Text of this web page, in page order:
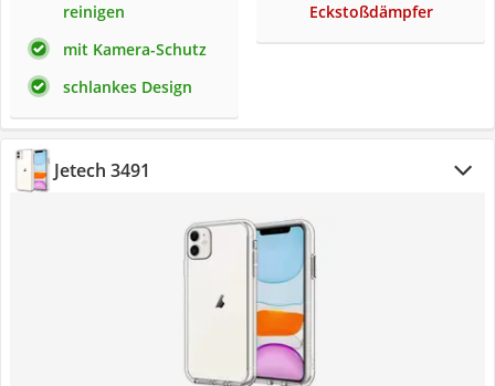
reinigen
mit Kamera-Schutz
schlankes Design
Eckstoßdämpfer
Jetech 3491